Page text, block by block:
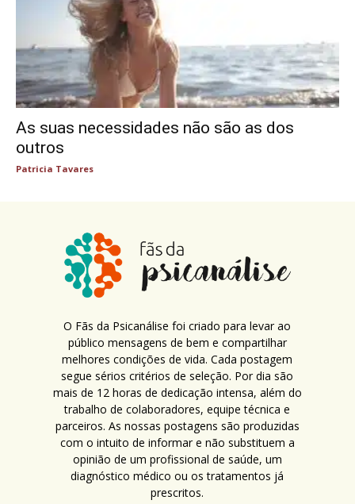
As suas necessidades não são as dos
outros
Patricia Tavares
O Fãs da Psicanálise foi criado para levar ao
público mensagens de bem e compartilhar
melhores condições de vida. Cada postagem
segue sérios critérios de seleção. Por dia são
mais de 12 horas de dedicação intensa, além do
trabalho de colaboradores, equipe técnica e
parceiros. As nossas postagens são produzidas
com o intuito de informar e não substituem a
opinião de um profissional de saúde, um
diagnóstico médico ou os tratamentos já
prescritos.